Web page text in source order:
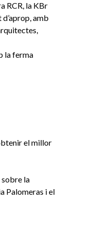
RCR, la KBr
amb
la ferma
el millor
sobre la
Palomeras i el